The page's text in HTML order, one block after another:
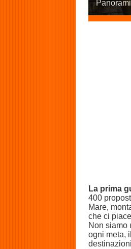
La prima
400
Mare,
che ci
Non siamo
ogni meta,